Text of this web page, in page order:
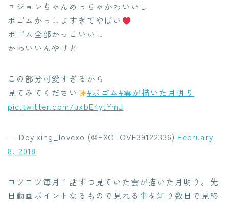
ユジョンちゃんめっちゃかわいいし
ボゴムかっこよすぎてやばい
ボゴム全部かっこいいし
かわいいんやけど
この部分可愛すぎるから
見てみてください
#ボゴム#雲が描いた月明り
pic.twitter.com/uxbE4ytYmJ
— Doyixing_lovexo (@EXOLOVE39122336) February
8, 2018
コツコツ毎月１話ずつ見ていた雲が描いた月明り。先
日動画ポイントなるもので見れる事を知り数日で見終